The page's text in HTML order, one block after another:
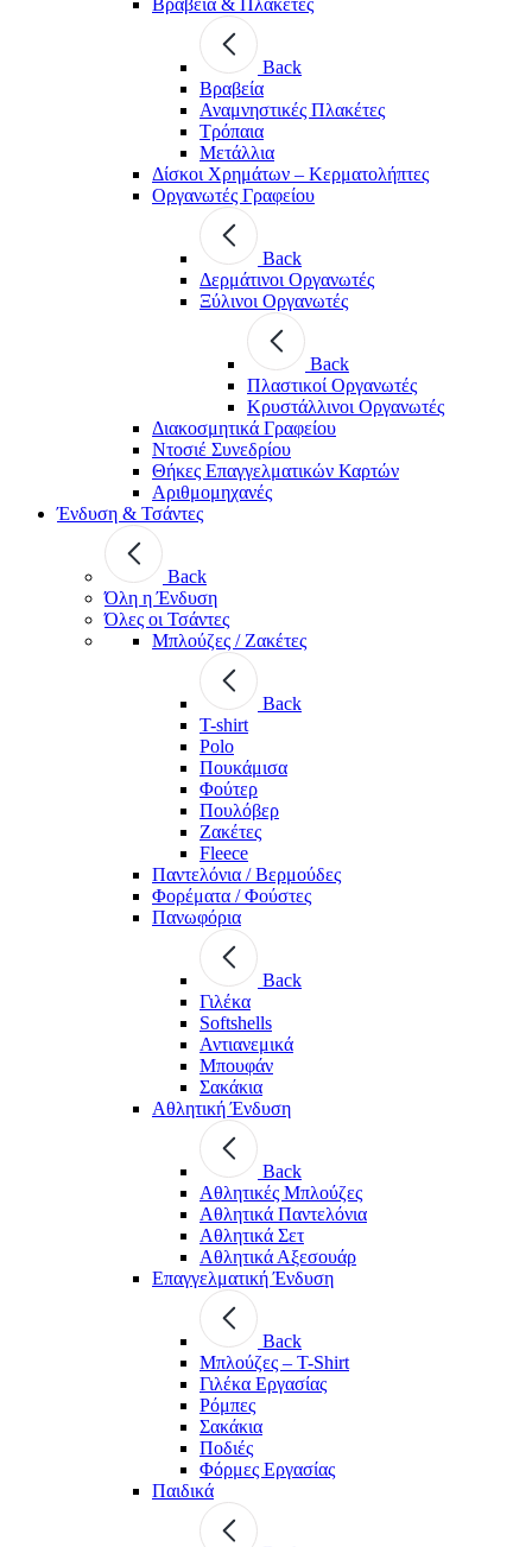
Back
Βραβεία
Αναμνηστικές Πλακέτες
Τρόπαια
Μετάλλια
Δίσκοι Χρημάτων – Κερματολήπτες
Οργανωτές Γραφείου
Back
Δερμάτινοι Οργανωτές
Ξύλινοι Οργανωτές
Back
Πλαστικοί Οργανωτές
Κρυστάλλινοι Οργανωτές
Διακοσμητικά Γραφείου
Ντοσιέ Συνεδρίου
Θήκες Επαγγελματικών Καρτών
Αριθμομηχανές
Ένδυση & Τσάντες
Back
Όλη η Ένδυση
Όλες οι Τσάντες
Μπλούζες / Ζακέτες
Back
T-shirt
Polo
Πουκάμισα
Φούτερ
Πουλόβερ
Ζακέτες
Fleece
Παντελόνια / Βερμούδες
Φορέματα / Φούστες
Πανωφόρια
Back
Γιλέκα
Softshells
Αντιανεμικά
Μπουφάν
Σακάκια
Αθλητική Ένδυση
Back
Aθλητικές Μπλούζες
Αθλητικά Παντελόνια
Αθλητικά Σετ
Αθλητικά Αξεσουάρ
Επαγγελματική Ένδυση
Back
Μπλούζες – T-Shirt
Γιλέκα Εργασίας
Ρόμπες
Σακάκια
Ποδιές
Φόρμες Εργασίας
Παιδικά